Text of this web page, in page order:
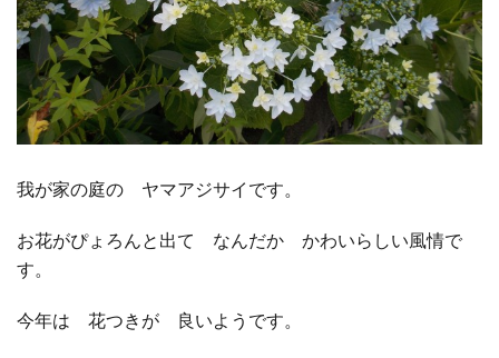
我が家の庭の ヤマアジサイです。
お花がぴょろんと出て なんだか かわいらしい風情で
す。
今年は 花つきが 良いようです。